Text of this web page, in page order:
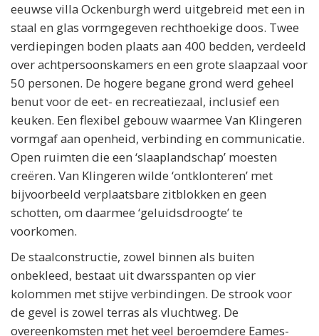
eeuwse villa Ockenburgh werd uitgebreid met een in
staal en glas vormgegeven rechthoekige doos. Twee
verdiepingen boden plaats aan 400 bedden, verdeeld
over achtpersoonskamers en een grote slaapzaal voor
50 personen. De hogere begane grond werd geheel
benut voor de eet- en recreatiezaal, inclusief een
keuken. Een flexibel gebouw waarmee Van Klingeren
vormgaf aan openheid, verbinding en communicatie.
Open ruimten die een ‘slaaplandschap’ moesten
creëren. Van Klingeren wilde ‘ontklonteren’ met
bijvoorbeeld verplaatsbare zitblokken en geen
schotten, om daarmee ‘geluidsdroogte’ te
voorkomen.
De staalconstructie, zowel binnen als buiten
onbekleed, bestaat uit dwarsspanten op vier
kolommen met stijve verbindingen. De strook voor
de gevel is zowel terras als vluchtweg. De
overeenkomsten met het veel beroemdere Eames-